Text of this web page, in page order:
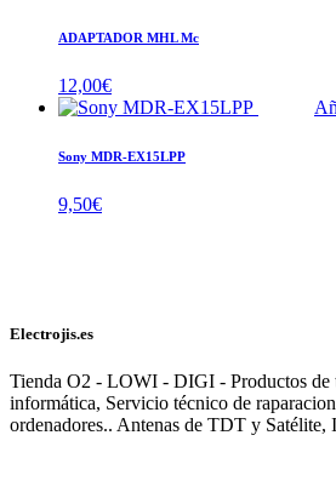
ADAPTADOR MHL Mc
12,00€
Sony MDR-EX15LPP
9,50€
Electrojis.es
Tienda O2 - LOWI - DIGI - Productos
informática, Servicio técnico de
ordenadores.. Antenas de TDT y Satélite,